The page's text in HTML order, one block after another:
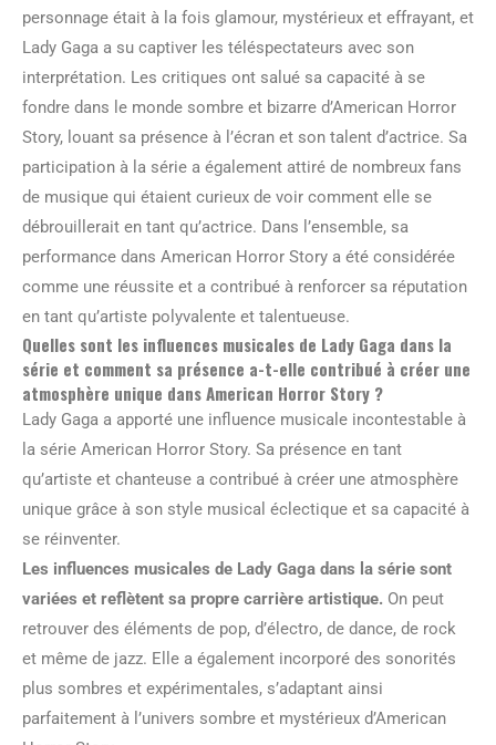
personnage était à la fois glamour, mystérieux et effrayant, et
Lady Gaga a su captiver les téléspectateurs avec son
interprétation. Les critiques ont salué sa capacité à se
fondre dans le monde sombre et bizarre d’American Horror
Story, louant sa présence à l’écran et son talent d’actrice. Sa
participation à la série a également attiré de nombreux fans
de musique qui étaient curieux de voir comment elle se
débrouillerait en tant qu’actrice. Dans l’ensemble, sa
performance dans American Horror Story a été considérée
comme une réussite et a contribué à renforcer sa réputation
en tant qu’artiste polyvalente et talentueuse.
Quelles sont les influences musicales de Lady Gaga dans la
série et comment sa présence a-t-elle contribué à créer une
atmosphère unique dans American Horror Story ?
Lady Gaga a apporté une influence musicale incontestable à
la série American Horror Story. Sa présence en tant
qu’artiste et chanteuse a contribué à créer une atmosphère
unique grâce à son style musical éclectique et sa capacité à
se réinventer.
Les influences musicales de Lady Gaga dans la série sont
variées et reflètent sa propre carrière artistique. On peut
retrouver des éléments de pop, d’électro, de dance, de rock
et même de jazz. Elle a également incorporé des sonorités
plus sombres et expérimentales, s’adaptant ainsi
parfaitement à l’univers sombre et mystérieux d’American